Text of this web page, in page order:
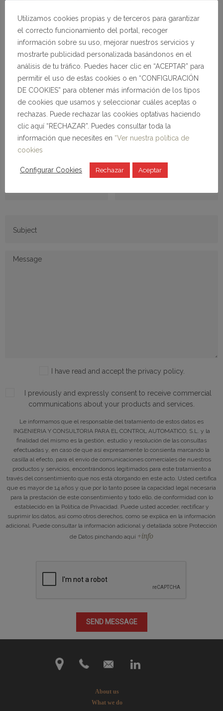
MAIL US HERE
Fill the contact form or send us an e-mail
I have read and accept the privacy policy.
I previously and expressly consent to receive commercial
communications about your products and services.
Le informamos que el responsable del tratamiento de estos datos es
INGENIERIA Y CONSULTORIA PARA EL CONTROL AUTOMATICO, S.L. y la
finalidad del mismo es la gestión, estudio y resolución de las consultas
efectuadas y, en caso de que así expresamente lo consienta marcando la
casilla al efecto, para el envío de comunicaciones comerciales de nuestros
productos y servicios, encontrándonos legitimados para este tratamiento a
través del consentimiento que nos está otorgando en este acto. Usted certifica
que es mayor de 14 años y que por lo tanto posee la capacidad legal necesaria
para la prestación de este consentimiento y todo ello, de conformidad con lo
establecido en la Política de Privacidad. Puede usted acceder, rectificar y
suprimir los datos, así como otros derechos, como se explica en la información
adicional. Puede consultar la información adicional y detallada sobre Protección
de Datos pinchando aquí +info
About us
What we do
Utilizamos cookies propias y de terceros para garantizar
el correcto funcionamiento del portal, recoger
información sobre su uso, mejorar nuestros servicios y
mostrarte publicidad personalizada basándonos en el
análisis de tu tráfico. Puedes hacer clic en “ACEPTAR” para
permitir el uso de estas cookies o en “CONFIGURACIÓN
DE COOKIES” para obtener más información de los tipos
de cookies que usamos y seleccionar cuáles aceptas o
rechazas. Puede rechazar las cookies optativas haciendo
clic aquí “RECHAZAR”. Puedes consultar toda la
información que necesites en “Ver nuestra política de
cookies
Configurar Cookies Rechazar Aceptar